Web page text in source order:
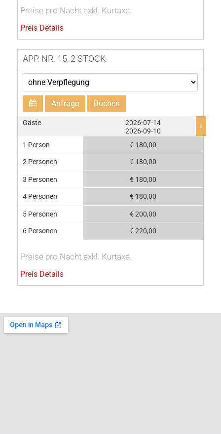
Preise pro Nacht exkl. Kurtaxe.
Preis Details
APP. NR. 15, 2 STOCK
Anfrage Buchen
Gäste
1 Person
2 Personen
3 Personen
4 Personen
5 Personen
6 Personen
2026-07-14
2026-09-10
€ 180,00
€ 180,00
€ 180,00
€ 180,00
€ 200,00
€ 220,00
Preise pro Nacht exkl. Kurtaxe.
Preis Details